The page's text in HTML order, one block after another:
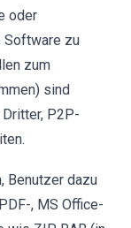
oder
Software zu
zum
sind
P2P-
Benutzer dazu
, MS Office-